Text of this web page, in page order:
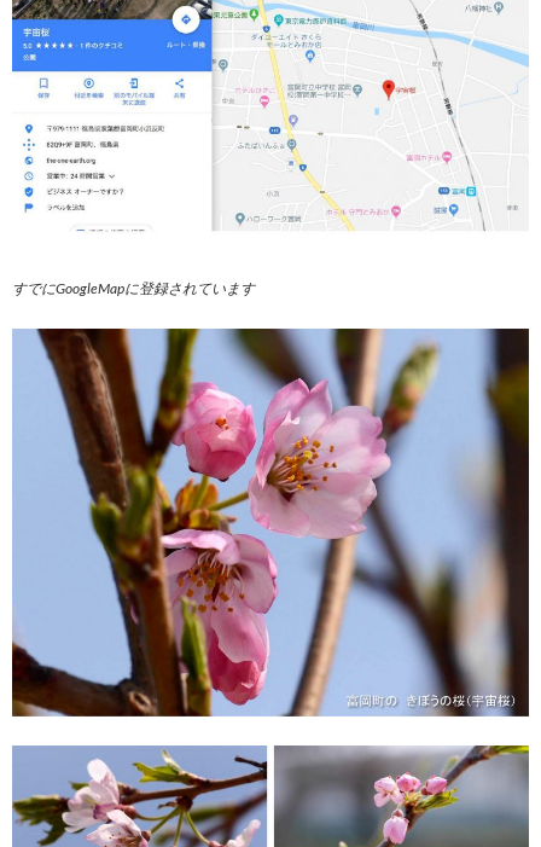
すでにGoogleMapに登録されています